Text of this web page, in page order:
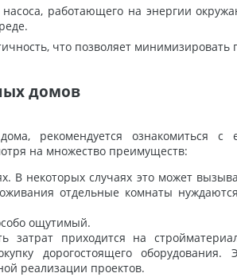
насоса, работающего на энергии
что позволяет минимизировать
домов
рекомендуется ознакомиться с
на множество преимуществ:
В некоторых случаях это может
отдельные комнаты
ощутимый.
затрат приходится на
дорогостоящего оборудования.
реализации проектов.